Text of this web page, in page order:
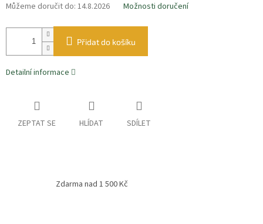
Můžeme doručit do: 14.8.2026 Možnosti doručení
Přidat do košíku
Detailní informace
ZEPTAT SE HLÍDAT SDÍLET
Zdarma nad 1 500 Kč